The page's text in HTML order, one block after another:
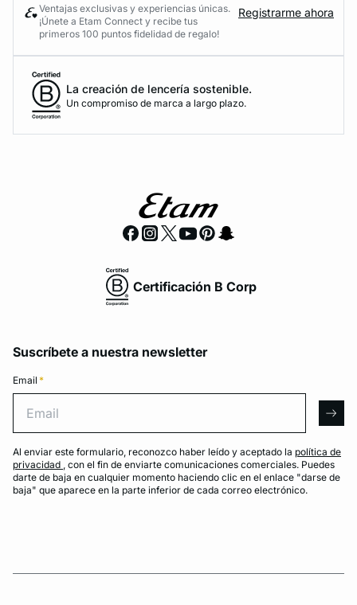
Ventajas exclusivas y experiencias únicas.
¡Únete a Etam Connect y recibe tus
primeros 100 puntos fidelidad de regalo!
Registrarme ahora
La creación de lencería sostenible.
Un compromiso de marca a largo plazo.
Certificación B Corp
Suscríbete a nuestra newsletter
Email *
Al enviar este formulario, reconozco haber leído y aceptado la política de
privacidad , con el fin de enviarte comunicaciones comerciales. Puedes
darte de baja en cualquier momento haciendo clic en el enlace "darse de
baja" que aparece en la parte inferior de cada correo electrónico.